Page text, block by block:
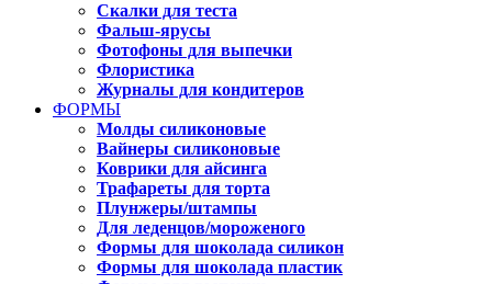
Скалки для теста
Фальш-ярусы
Фотофоны для выпечки
Флористика
Журналы для кондитеров
ФОРМЫ
Молды силиконовые
Вайнеры силиконовые
Коврики для айсинга
Трафареты для торта
Плунжеры/штампы
Для леденцов/мороженого
Формы для шоколада силикон
Формы для шоколада пластик